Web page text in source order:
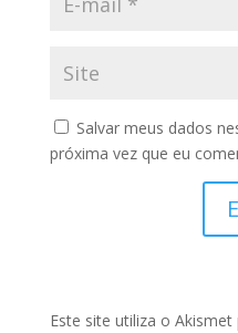
Salvar meus dados
próxima vez que eu
Este site utiliza o Akismet